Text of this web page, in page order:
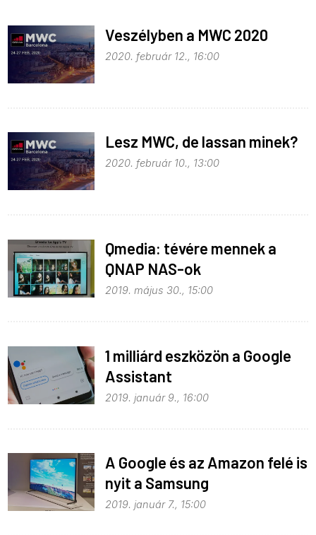
Veszélyben a MWC 2020
2020. február 12., 16:00
Lesz MWC, de lassan minek?
2020. február 10., 13:00
Qmedia: tévére mennek a
QNAP NAS-ok
2019. május 30., 15:00
1 milliárd eszközön a Google
Assistant
2019. január 9., 16:00
A Google és az Amazon felé is
nyit a Samsung
2019. január 7., 15:00